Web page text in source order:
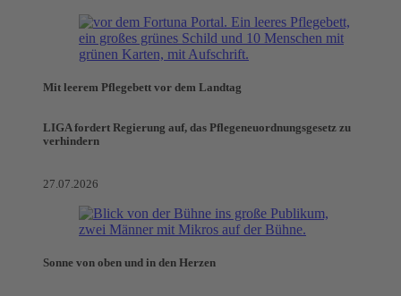
Mit leerem Pflegebett vor dem Landtag
LIGA fordert Regierung auf, das Pflegeneuordnungsgesetz zu
verhindern
27.07.2026
Sonne von oben und in den Herzen